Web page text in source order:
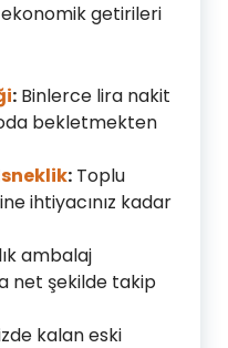
getirileri
: Binlerce lira nakit
bekletmekten
: Toplu
ihtiyacınız kadar
ambalaj
net şekilde takip
kalan eski